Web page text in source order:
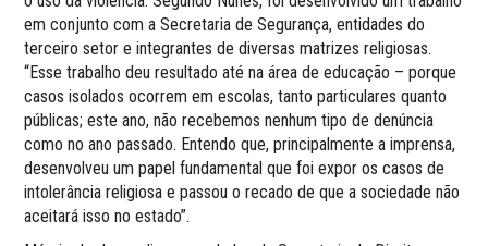
em conjunto com a Secretaria de Segurança, entidades do
terceiro setor e integrantes de diversas matrizes religiosas.
“Esse trabalho deu resultado até na área de educação – porque
casos isolados ocorrem em escolas, tanto particulares quanto
públicas; este ano, não recebemos nenhum tipo de denúncia
como no ano passado. Entendo que, principalmente a imprensa,
desenvolveu um papel fundamental que foi expor os casos de
intolerância religiosa e passou o recado de que a sociedade não
aceitará isso no estado”.